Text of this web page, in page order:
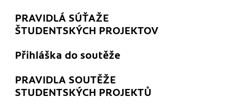
PRAVIDLÁ SÚŤAŽE
ŠTUDENTSKÝCH PROJEKTOV
Přihláška do soutěže
PRAVIDLA SOUTĚŽE
STUDENTSKÝCH PROJEKTŮ